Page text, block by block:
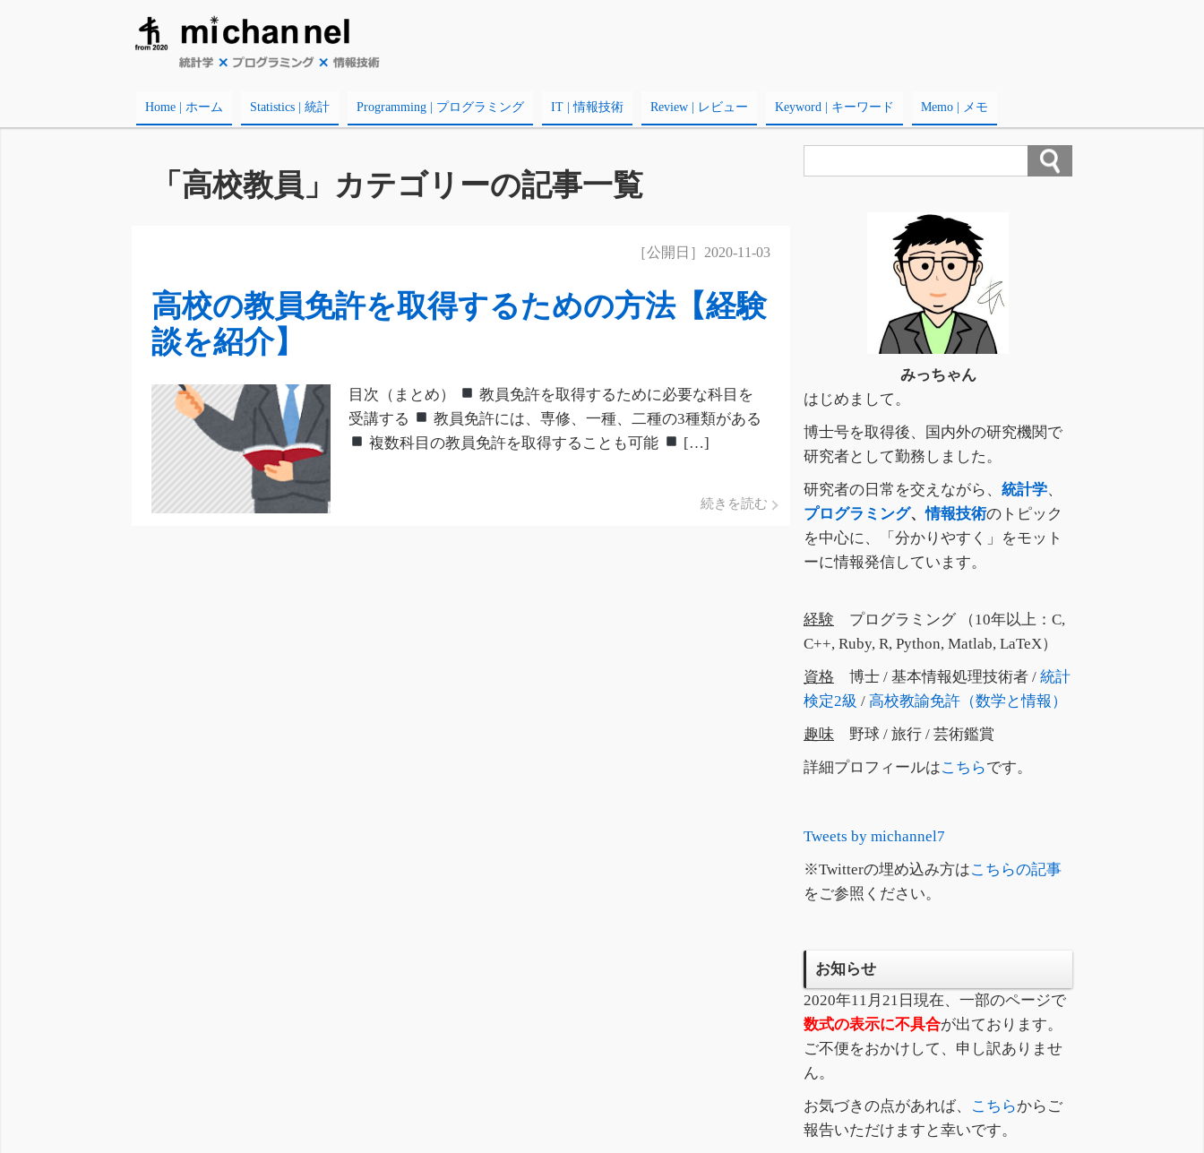
Home | ホーム Statistics | 統計 Programming | プログラミング IT | 情報技術 Review | レビュー Keyword | キーワード Memo | メモ
「高校教員」カテゴリーの記事一覧
［公開日］2020-11-03
高校の教員免許を取得するための方法【経験
談を紹介】
目次（まとめ）
教員免許を取得するために必要な科目を
受講する
教員免許には、専修、一種、二種の3種類がある
複数科目の教員免許を取得することも可能
[…]
続きを読む
みっちゃん
はじめまして。
博士号を取得後、国内外の研究機関で
研究者として勤務しました。
研究者の日常を交えながら、 統計学、
プログラミング、情報技術のトピック
を中心に、「分かりやすく」をモット
ーに情報発信しています。
経験 プログラミング （10年以上：C,
C++, Ruby, R, Python, Matlab, LaTeX）
資格 博士 / 基本情報処理技術者 / 統計
検定2級 / 高校教諭免許（数学と情報）
趣味 野球 / 旅行 / 芸術鑑賞
詳細プロフィールはこちらです。
Tweets by michannel7
※Twitterの埋め込み方はこちらの記事
をご参照ください。
お知らせ
2020年11月21日現在、一部のページで
数式の表示に不具合が出ております。
ご不便をおかけして、申し訳ありませ
ん。
お気づきの点があれば、
こちらからご
報告いただけますと幸いです。